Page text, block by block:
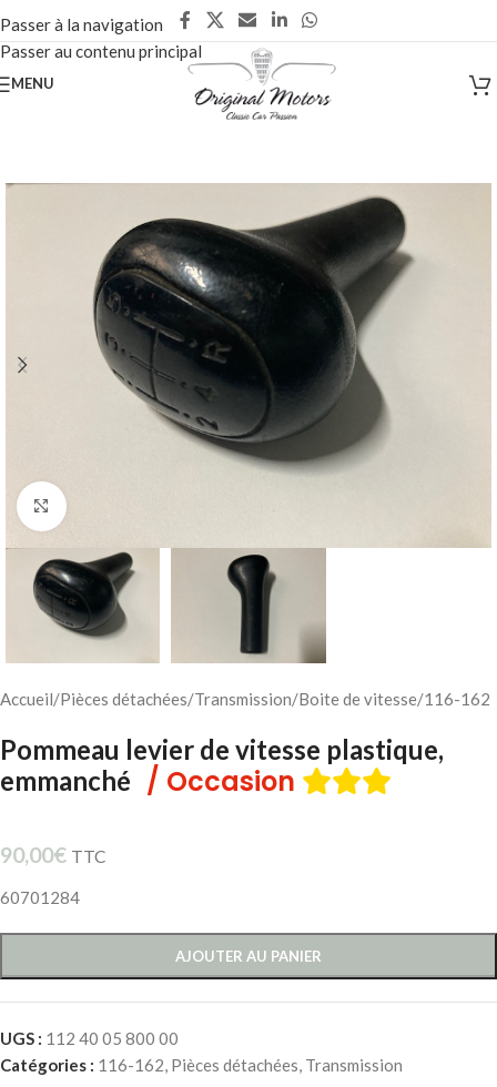
Passer à la navigation
Passer au contenu principal
MENU
Cliquez pour agrandir
Accueil/Pièces détachées/Transmission/Boite de vitesse/116-162
Pommeau levier de vitesse plastique,
emmanché / Occasion
90,00€ TTC
60701284
AJOUTER AU PANIER
UGS : 112 40 05 800 00
Catégories : 116-162, Pièces détachées, Transmission